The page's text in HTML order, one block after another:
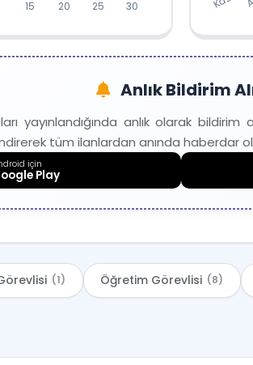
Ay/Yıl
2025-
11
12
2026-
03
2026-
05
Anlık Bildirim
yayınlandığında anlık olarak
tüm ilanlardan anında haberdar
için
Play
(1) Öğretim Görevlisi (8)